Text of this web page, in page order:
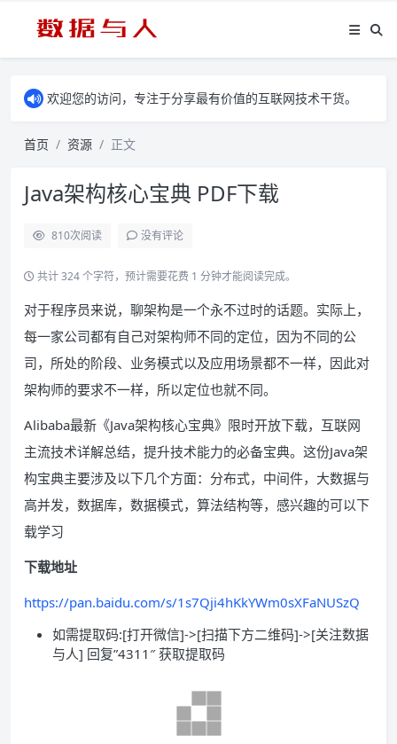
欢迎您的访问，专注于分享最有价值的互联网技术干货。
首页 资源 正文
Java架构核心宝典 PDF下载
810次阅读 没有评论
共计 324 个字符，预计需要花费 1 分钟才能阅读完成。
对于程序员来说，聊架构是一个永不过时的话题。实际上，
每一家公司都有自己对架构师不同的定位，因为不同的公
司，所处的阶段、业务模式以及应用场景都不一样，因此对
架构师的要求不一样，所以定位也就不同。
Alibaba最新《Java架构核心宝典》限时开放下载，互联网
主流技术详解总结，提升技术能力的必备宝典。这份Java架
构宝典主要涉及以下几个方面：分布式，中间件，大数据与
高并发，数据库，数据模式，算法结构等，感兴趣的可以下
载学习
下载地址
https://pan.baidu.com/s/1s7Qji4hKkYWm0sXFaNUSzQ
如需提取码:[打开微信]->[扫描下方二维码]->[关注数据
与人] 回复”4311″ 获取提取码